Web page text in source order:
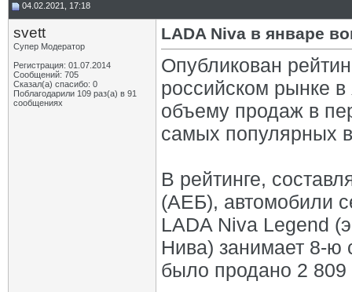
04.02.2021, 17:18
svett
Супер Модератор
Регистрация: 01.07.2014
Сообщений: 705
Сказал(а) спасибо: 0
Поблагодарили 109 раз(а) в 91
сообщениях
LADA Niva в январе
Опубликован
российском рынке
объему продаж в
самых популярных
В рейтинге,
(АЕБ), автомобили
LADA Niva Legend
Нива) занимает 8-ю
было продано 2 809